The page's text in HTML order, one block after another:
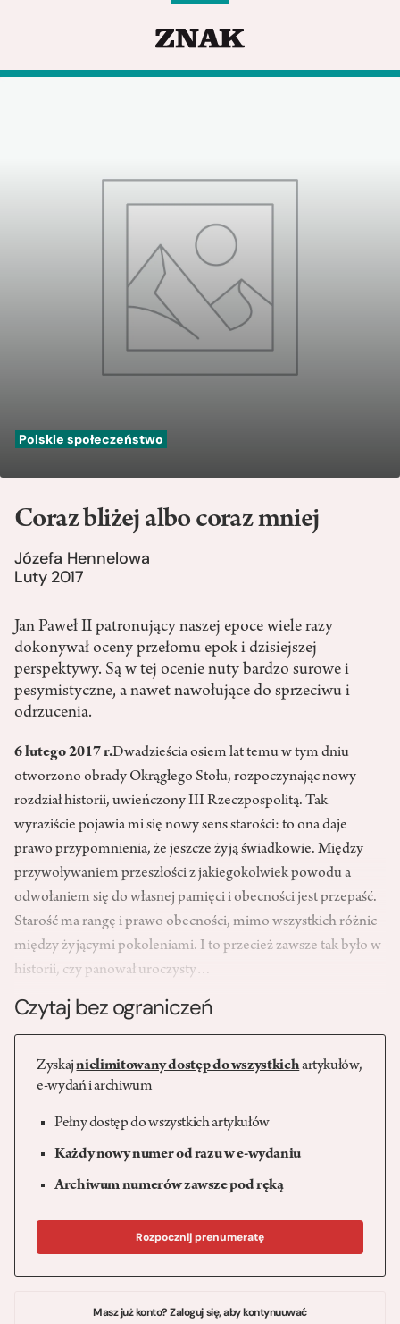
Polskie społeczeństwo
Coraz bliżej albo coraz mniej
Józefa Hennelowa
Luty 2017
Jan Paweł II patronujący naszej epoce wiele razy
dokonywał oceny przełomu epok i dzisiejszej
perspektywy. Są w tej ocenie nuty bardzo surowe i
pesymistyczne, a nawet nawołujące do sprzeciwu i
odrzucenia.
6 lutego 2017 r.Dwadzieścia osiem lat temu w tym dniu
otworzono obrady Okrągłego Stołu, rozpoczynając nowy
rozdział historii, uwieńczony III Rzeczpospolitą. Tak
wyraziście pojawia mi się nowy sens starości: to ona daje
prawo przypomnienia, że jeszcze żyją świadkowie. Między
przywoływaniem przeszłości z jakiegokolwiek powodu a
odwołaniem się do własnej pamięci i obecności jest przepaść.
Starość ma rangę i prawo obecności, mimo wszystkich różnic
między żyjącymi pokoleniami. I to przecież zawsze tak było w
historii, czy panował uroczysty…
Czytaj bez ograniczeń
Zyskajnielimitowany dostęp do wszystkichartykułów,
e-wydań i archiwum
Pełny dostęp do wszystkich artykułów
Każdy nowy numer od razu w e-wydaniu
Archiwum numerów zawsze pod ręką
Rozpocznij prenumeratę
Masz już konto? Zaloguj się, aby kontynuuwać